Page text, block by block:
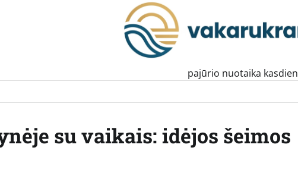
pajūrio nuotaika kasdien
su vaikais: idėjos šeimos